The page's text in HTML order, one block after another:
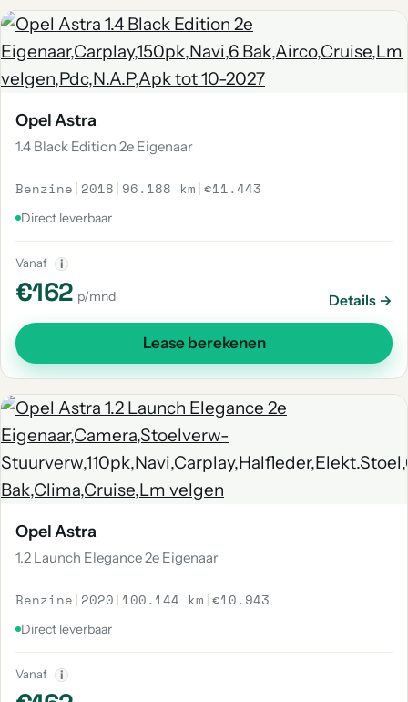
Opel Astra
1.4 Black Edition 2e Eigenaar
Benzine | 2018 | 96.188 km |€11.443
Direct leverbaar
Vanaf i
€162 p/mnd Details →
Lease berekenen
Opel Astra
1.2 Launch Elegance 2e Eigenaar
Benzine | 2020 | 100.144 km |€10.943
Direct leverbaar
Vanaf i